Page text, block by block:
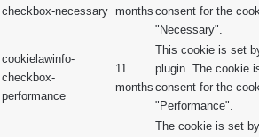
checkbox-necessary months consent for the
"Necessary".
cookielawinfo-
checkbox-
performance
11
months
This cookie is set
plugin. The cookie
consent for the
"Performance".
The cookie is set